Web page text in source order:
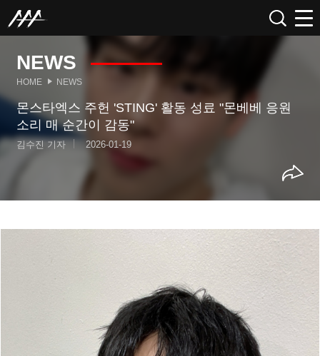
NEWS
HOME NEWS
몬스타엑스 주헌 'STING' 활동 성료 "몬베베 응원
소리 매 순간이 감동"
김수진 기자 2026-01-19